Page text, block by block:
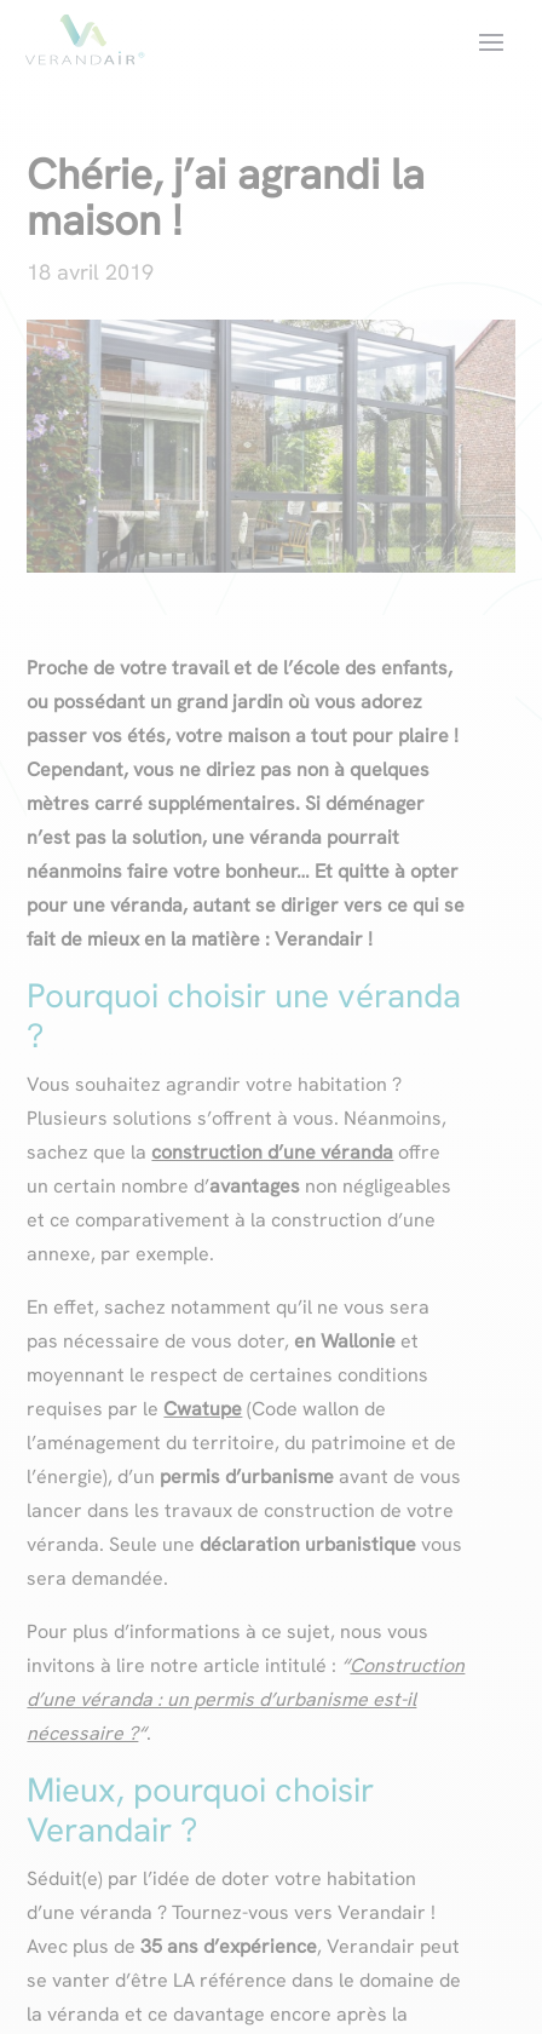
Chérie, j’ai agrandi la
maison !
18 avril 2019
Proche de votre travail et de l’école des enfants,
ou possédant un grand jardin où vous adorez
passer vos étés, votre maison a tout pour plaire !
Cependant, vous ne diriez pas non à quelques
mètres carré supplémentaires. Si déménager
n’est pas la solution, une véranda pourrait
néanmoins faire votre bonheur… Et quitte à opter
pour une véranda, autant se diriger vers ce qui se
fait de mieux en la matière : Verandair !
Pourquoi choisir une véranda
?
Vous souhaitez agrandir votre habitation ?
Plusieurs solutions s’offrent à vous. Néanmoins,
sachez que la construction d’une véranda offre
un certain nombre d’avantages non négligeables
et ce comparativement à la construction d’une
annexe, par exemple.
En effet, sachez notamment qu’il ne vous sera
pas nécessaire de vous doter, en Wallonie et
moyennant le respect de certaines conditions
requises par le Cwatupe(Code wallon de
l’aménagement du territoire, du patrimoine et de
l’énergie), d’un permis d’urbanisme avant de vous
lancer dans les travaux de construction de votre
véranda. Seule une déclaration urbanistiquevous
sera demandée.
Pour plus d’informations à ce sujet, nous vous
invitons à lire notre article intitulé : “Construction
d’une véranda : un permis d’urbanisme est-il
nécessaire ?“.
Mieux, pourquoi choisir
Verandair ?
Séduit(e) par l’idée de doter votre habitation
d’une véranda ? Tournez-vous vers Verandair !
Avec plus de35 ans d’expérience, Verandair peut
se vanter d’être LA référence dans le domaine de
la véranda et ce davantage encore après la